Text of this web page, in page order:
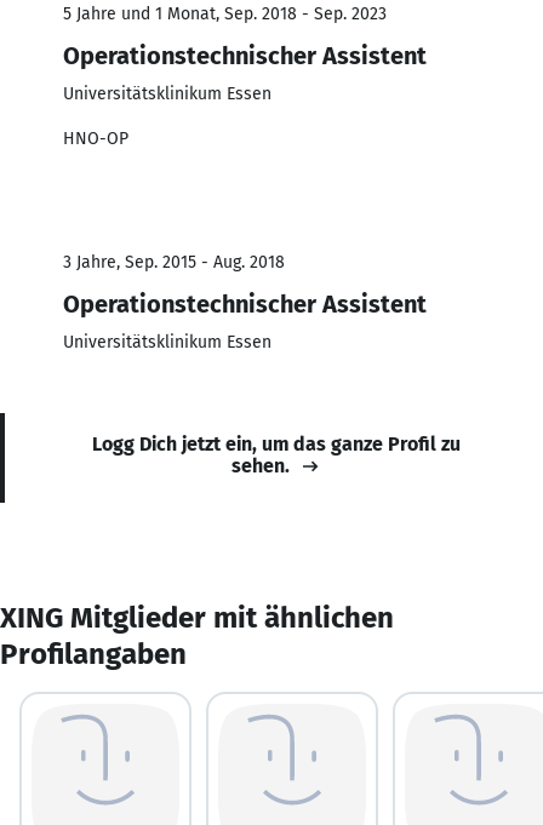
5 Jahre und 1 Monat, Sep. 2018 - Sep. 2023
Operationstechnischer Assistent
Universitätsklinikum Essen
HNO-OP
3 Jahre, Sep. 2015 - Aug. 2018
Operationstechnischer Assistent
Universitätsklinikum Essen
Logg Dich jetzt ein, um das ganze Profil zu
sehen.
XING Mitglieder mit ähnlichen
Profilangaben